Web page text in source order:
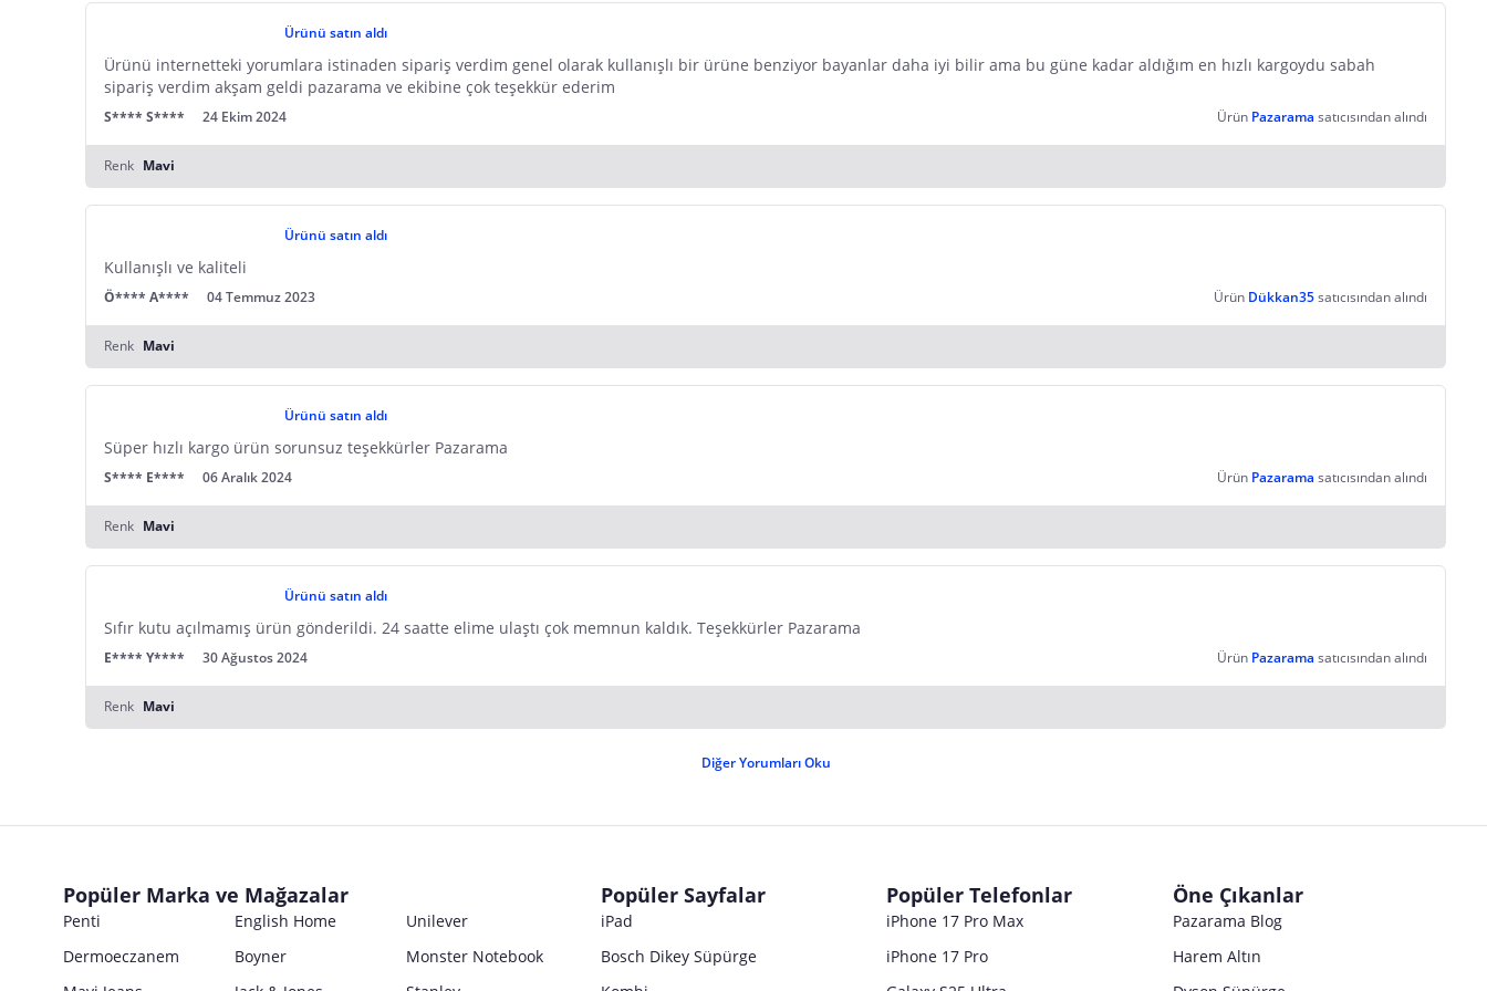
Ürünü satın aldı
Ürünü internetteki yorumlara istinaden sipariş verdim genel olarak kullanışlı bir ürüne benziyor bayanlar daha iyi bilir ama bu güne kadar aldığım en hızlı kargoydu sabah
sipariş verdim akşam geldi pazarama ve ekibine çok teşekkür ederim
S**** S**** 24 Ekim 2024 Ürün Pazarama satıcısından alındı
Renk Mavi
Ürünü satın aldı
Kullanışlı ve kaliteli
Ö**** A**** 04 Temmuz 2023 Ürün Dükkan35satıcısından alındı
Renk Mavi
Ürünü satın aldı
Süper hızlı kargo ürün sorunsuz teşekkürler Pazarama
S**** E**** 06 Aralık 2024 Ürün Pazarama satıcısından alındı
Renk Mavi
Ürünü satın aldı
Sıfır kutu açılmamış ürün gönderildi. 24 saatte elime ulaştı çok memnun kaldık. Teşekkürler Pazarama
E**** Y**** 30 Ağustos 2024 Ürün Pazarama satıcısından alındı
Renk Mavi
Diğer Yorumları Oku
Popüler Marka ve Mağazalar
Penti English Home
Unilever
Dermoeczanem
Boyner
Monster Notebook
Popüler Sayfalar
iPad
Bosch Dikey Süpürge
Popüler Telefonlar
iPhone 17 Pro Max
iPhone 17 Pro
Öne Çıkanlar
Pazarama Blog
Harem Altın